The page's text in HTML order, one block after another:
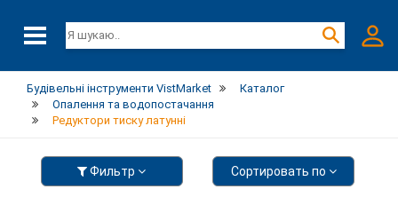
Будівельні інструменти VistMarket
Каталог
Опалення та водопостачання
Редуктори тиску латунні
Фильтр Сортировать по